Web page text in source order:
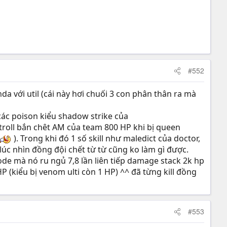
#552
với util (cái này hơi chuối 3 con phân thân ra mà
poison kiểu shadow strike của
bắn chêt AM của team 800 HP khi bị queen
). Trong khi đó 1 số skill như maledict của doctor,
nhìn đồng đội chết từ từ cũng ko làm gì được.
mà nó ru ngủ 7,8 lần liên tiếp damage stack 2k hp
(kiểu bị venom ulti còn 1 HP) ^^ đã từng kill đồng
#553